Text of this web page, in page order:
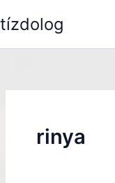
to
tízdolog
rinya